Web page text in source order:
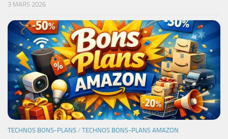
3 MARS 2026
TECHNOS BONS-PLANS / TECHNOS BONS-PLANS AMAZON